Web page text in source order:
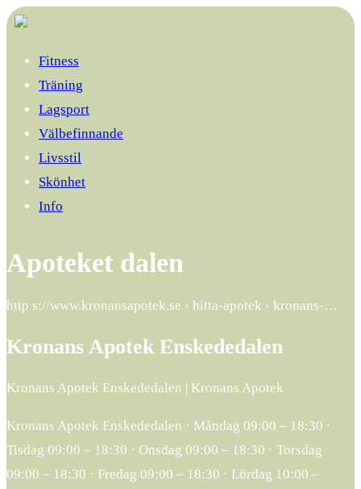
Fitness
Träning
Lagsport
Välbefinnande
Livsstil
Skönhet
Info
Apoteket dalen
http s://www.kronansapotek.se › hitta-apotek › kronans-…
Kronans Apotek Enskededalen
Kronans Apotek Enskededalen | Kronans Apotek
Kronans Apotek Enskededalen · Måndag 09:00 – 18:30 ·
Tisdag 09:00 – 18:30 · Onsdag 09:00 – 18:30 · Torsdag
09:00 – 18:30 · Fredag 09:00 – 18:30 · Lördag 10:00 –